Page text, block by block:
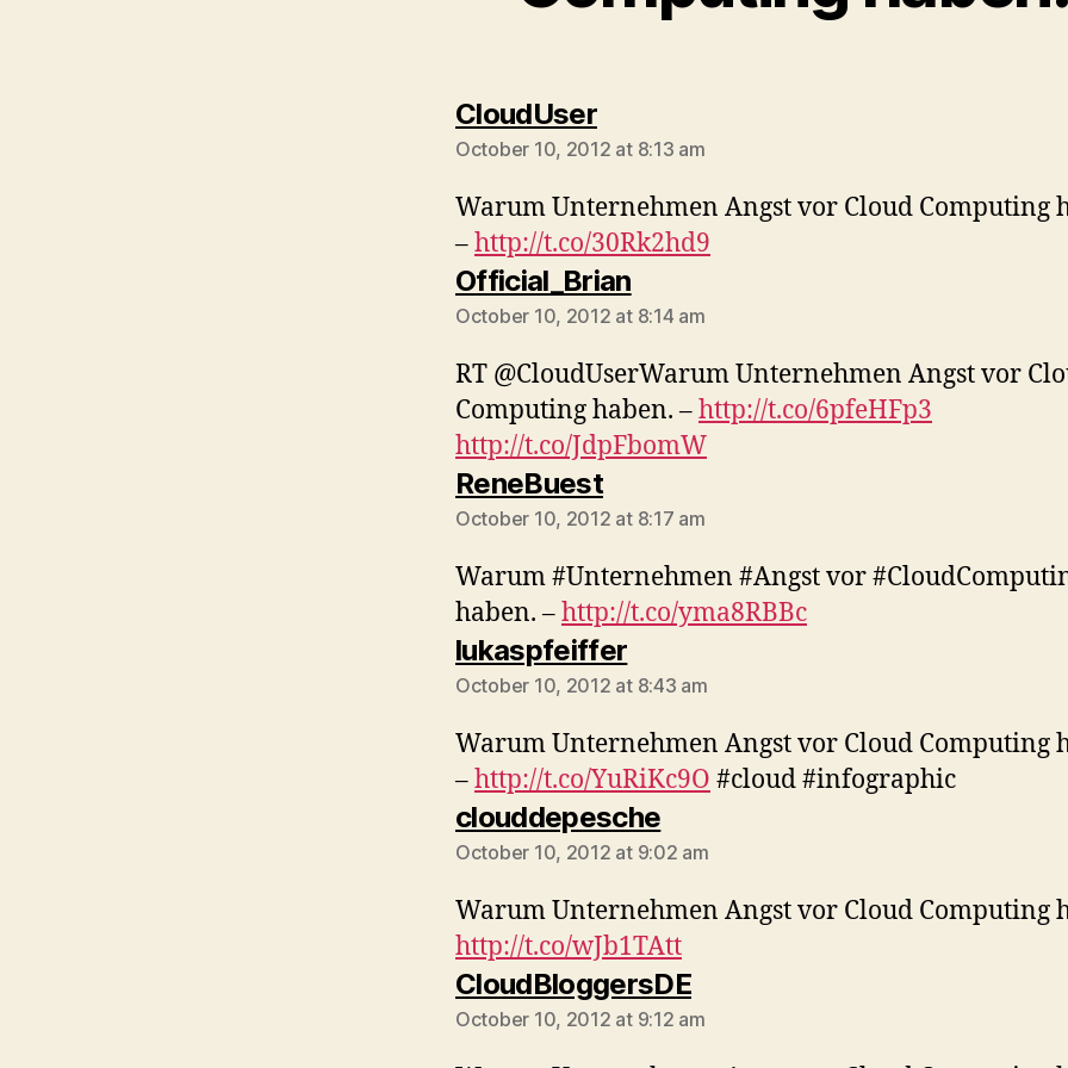
CloudUsersays:
October 10, 2012 at 8:13 am
Warum Unternehmen Angst vor Cloud Computing
–http://t.co/30Rk2hd9
Official_Briansays:
October 10, 2012 at 8:14 am
RT @CloudUserWarum Unternehmen Angst vor
Computing haben. –http://t.co/6pfeHFp3
http://t.co/JdpFbomW
ReneBuestsays:
October 10, 2012 at 8:17 am
Warum #Unternehmen #Angst vor
haben. –http://t.co/yma8RBBc
lukaspfeiffersays:
October 10, 2012 at 8:43 am
Warum Unternehmen Angst vor Cloud Computing
–http://t.co/YuRiKc9O #cloud #infographic
clouddepeschesays:
October 10, 2012 at 9:02 am
Warum Unternehmen Angst vor Cloud Computing
http://t.co/wJb1TAtt
CloudBloggersDEsays:
October 10, 2012 at 9:12 am